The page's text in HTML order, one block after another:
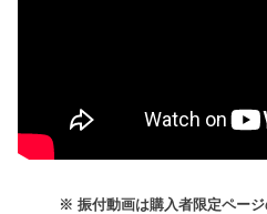
※ 振付動画は購入者限定ページ